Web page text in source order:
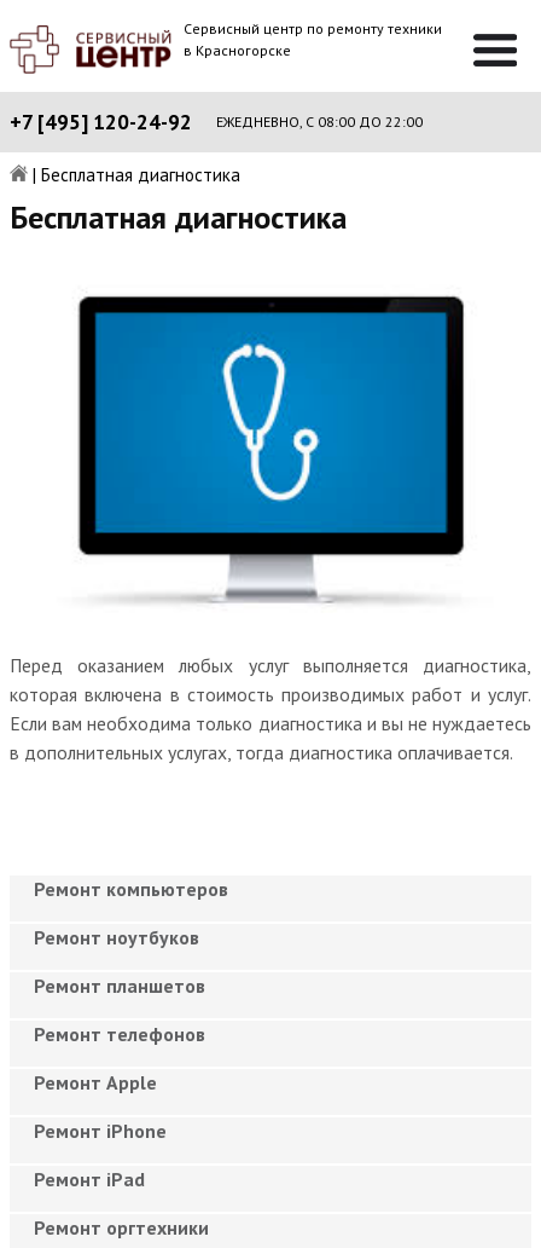
Сервисный центр по ремонту техники
в Красногорске
+7 [495] 120-24-92 ЕЖЕДНЕВНО, С 08:00 ДО 22:00
| Бесплатная диагностика
Бесплатная диагностика
Перед оказанием любых услуг выполняется диагностика,
которая включена в стоимость производимых работ и услуг.
Если вам необходима только диагностика и вы не нуждаетесь
в дополнительных услугах, тогда диагностика оплачивается.
Ремонт компьютеров
Ремонт ноутбуков
Ремонт планшетов
Ремонт телефонов
Ремонт Apple
Ремонт iPhone
Ремонт iPad
Ремонт оргтехники